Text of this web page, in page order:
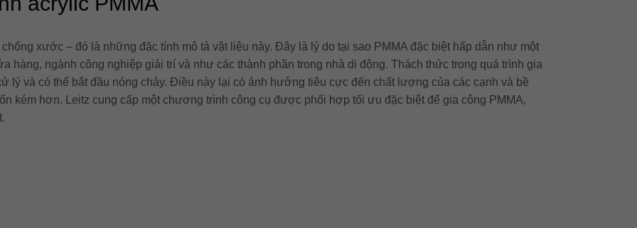
xước – đó là những đặc tính mô tả vật liệu này. Đây là lý do tại sao PMMA đặc biệt hấp dẫn như một
hàng, ngành công nghiệp giải trí và như các thành phần trong nhà di động. Thách thức trong quá trình gia
lý và có thể bắt đầu nóng chảy. Điều này lại có ảnh hưởng tiêu cực đến chất lượng của các cạnh và bề
kém hơn. Leitz cung cấp một chương trình công cụ được phối hợp tối ưu đặc biệt để gia công PMMA,